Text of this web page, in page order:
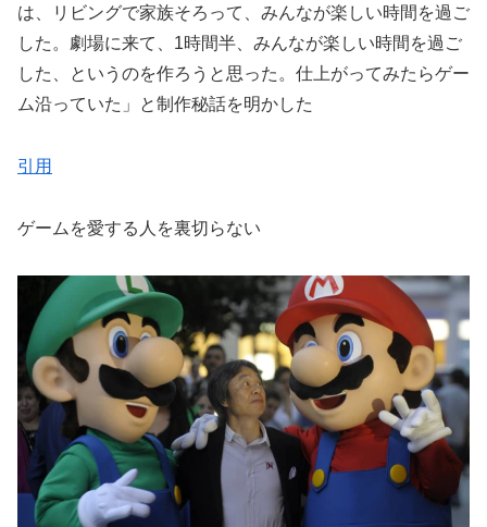
は、リビングで家族そろって、みんなが楽しい時間を過ご
した。劇場に来て、1時間半、みんなが楽しい時間を過ご
した、というのを作ろうと思った。仕上がってみたらゲー
ム沿っていた」と制作秘話を明かした
引用
ゲームを愛する人を裏切らない